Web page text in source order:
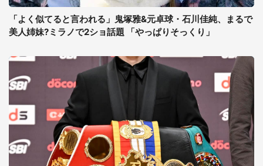
「よく似てると言われる」鬼塚雅&元卓球・石川佳純、まるで
美人姉妹?ミラノで2ショ話題 「やっぱりそっくり」